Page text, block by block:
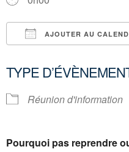
AJOUTER AU
TYPE
Réunion d'information
Pourquoi pas reprendre